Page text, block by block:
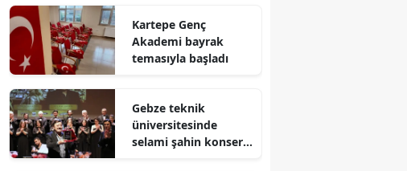
Konya
Kütahya
Manisa
Kartepe Genç
Akademi bayrak
temasıyla başladı
Gebze teknik
üniversitesinde
selami şahin konseri